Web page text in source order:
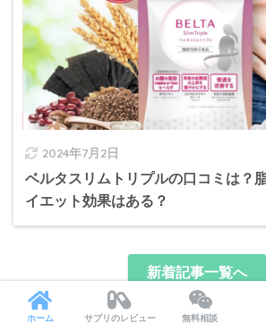
2024年7月2日
ベルタスリムトリプルの口コミは？
イエット効果はある？
新着記事一覧へ
ホーム サプリのレビュー 無料相談